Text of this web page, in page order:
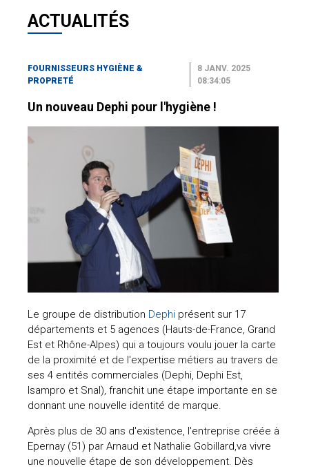
ACTUALITÉS
FOURNISSEURS HYGIÈNE &
PROPRETÉ
8 JANV. 2025
08:34:05
Un nouveau Dephi pour l'hygiène !
Le groupe de distribution Dephi présent sur 17
départements et 5 agences (Hauts-de-France, Grand
Est et Rhône-Alpes) qui a toujours voulu jouer la carte
de la proximité et de l'expertise métiers au travers de
ses 4 entités commerciales (Dephi, Dephi Est,
Isampro et Snal), franchit une étape importante en se
donnant une nouvelle identité de marque.
Après plus de 30 ans d'existence, l'entreprise créée à
Epernay (51) par Arnaud et Nathalie Gobillard,va vivre
une nouvelle étape de son développement. Dès